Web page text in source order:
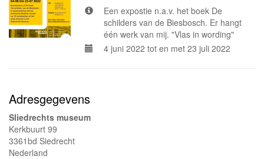
Een expostie n.a.v. het boek De
schilders van de Biesbosch. Er hangt
één werk van mij. "Vlas in wording"
4 juni 2022 tot en met 23 juli 2022
Adresgegevens
Sliedrechts museum
Kerkbuurt 99
3361bd Siedrecht
Nederland